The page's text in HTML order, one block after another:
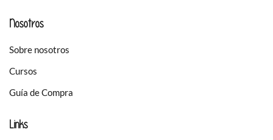
Nosotros
Sobre nosotros
Cursos
Guía de Compra
Links